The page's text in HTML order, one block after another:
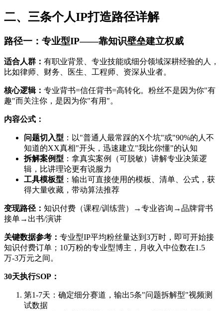
二、三条个人IP打造路径详解
路径一：专业型IP——靠知识壁垒建立权威
适合人群： 有职业背景、专业技能或细分领域深耕经验的人，
比如律师、财务、医生、工程师、资深从业者。
核心逻辑： 专业背书=信任背书=高转化。粉丝不是因为你"有
趣"而关注你，是因为你"有用"。
内容公式：
问题切入型 ：以"普通人最常踩的X个坑"或"90%的人不
知道的XX真相"开头，迅速建立"我比你懂"的认知
拆解案例型 ：拿真实案例（可脱敏）讲解专业决策逻
辑，比讲理论更有说服力
工具模板型 ：输出可直接使用的模板、清单、公式，获
得大量收藏，带动算法推荐
变现路径： 知识付费（课程/训练营）→专业咨询→品牌背书
接单→出书/演讲
关键数据参考： 专业型IP平均粉丝量达到3万时，即可开始接
知识付费订单；10万粉的专业型博主，月收入中位数在1.5
万-3万元之间。
30天执行SOP：
第1-7天：确定细分赛道，输出5条"问题拆解型"视频测
试数据